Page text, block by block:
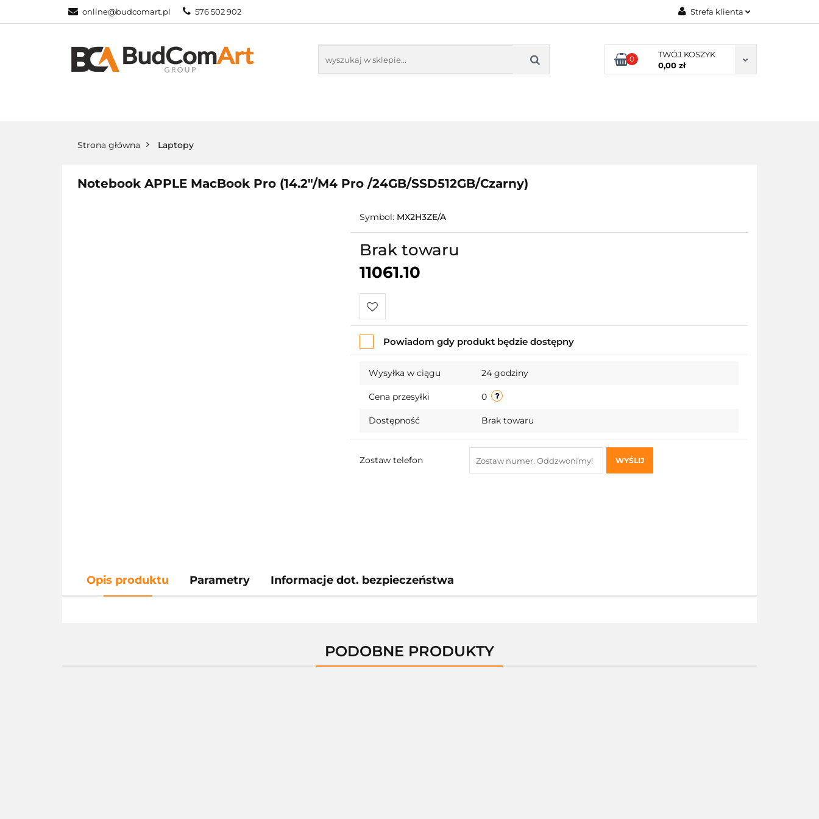
online@budcomart.pl 576 502 902 Strefa klienta
Załóż konto
Dodaj zgłoszenie
0
TWÓJ KOSZYK
0,00 zł
OFERTA
PRACOWNIE SZKOLNE SENSORYKA
Strona główna Laptopy
Notebook APPLE MacBook Pro (14.2"/M4 Pro /24GB/SSD512GB/Czarny)
Symbol: MX2H3ZE/A
Brak towaru
11061.10
Do
przechowalni
Powiadom gdy produkt będzie dostępny
Wysyłka w ciągu 24 godziny
Cena przesyłki 0
Dostępność Brak towaru
Zostaw telefon WYŚLIJ
Opis produktu Parametry Informacje dot. bezpieczeństwa
PODOBNE PRODUKTY